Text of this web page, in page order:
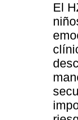
El